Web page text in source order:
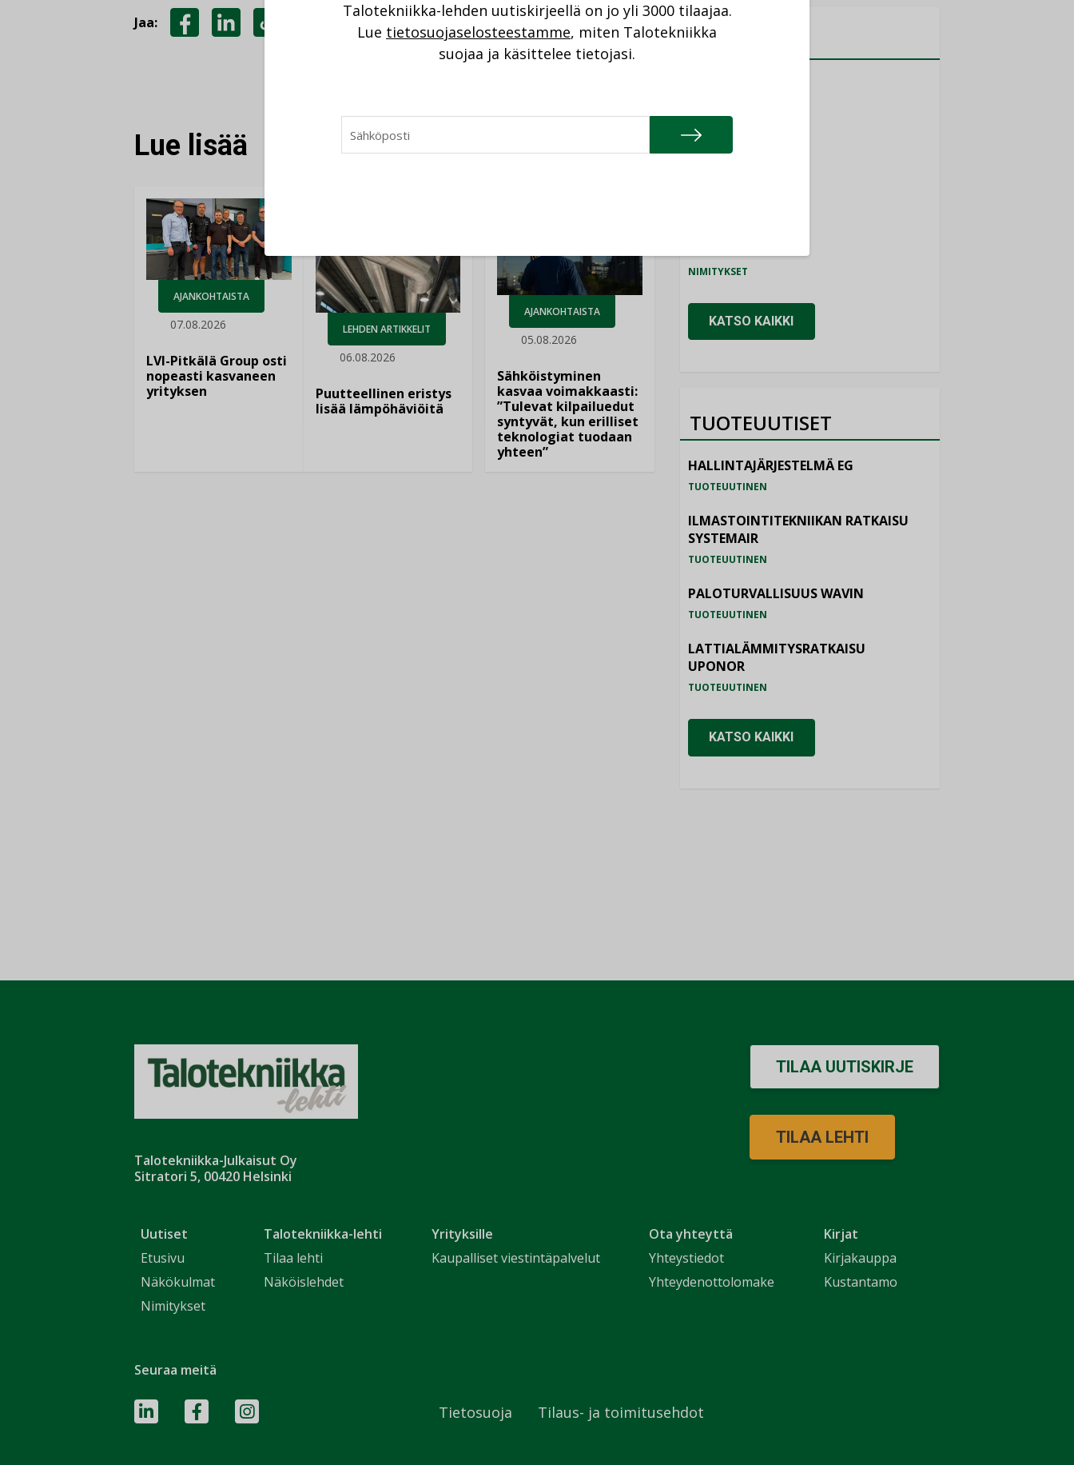
Jaa: ENERGIA
Lue lisää
AJANKOHTAISTA
07.08.2026
LVI-Pitkälä Group osti
nopeasti kasvaneen
yrityksen
LEHDEN ARTIKKELIT
06.08.2026
Puutteellinen eristys
lisää lämpöhäviöitä
AJANKOHTAISTA
05.08.2026
Sähköistyminen
kasvaa voimakkaasti:
”Tulevat kilpailuedut
syntyvät, kun erilliset
teknologiat tuodaan
yhteen”
NIMITYKSET
Refair
NIMITYKSET
KATSO KAIKKI
TUOTEUUTISET
HALLINTAJÄRJESTELMÄ EG
TUOTEUUTINEN
ILMASTOINTITEKNIIKAN RATKAISU
SYSTEMAIR
TUOTEUUTINEN
PALOTURVALLISUUS WAVIN
TUOTEUUTINEN
LATTIALÄMMITYSRATKAISU
UPONOR
TUOTEUUTINEN
KATSO KAIKKI
Talotekniikka-Julkaisut Oy
Sitratori 5, 00420 Helsinki
Uutiset
Etusivu
Näkökulmat
Nimitykset
Talotekniikka-lehti
Tilaa lehti
Näköislehdet
Yrityksille
Kaupalliset viestintäpalvelut
Ota yhteyttä
Yhteystiedot
Yhteydenottolomake
Kirjat
Kirjakauppa
Kustantamo
TILAA UUTISKIRJE
TILAA LEHTI
Seuraa meitä
Tietosuoja Tilaus- ja toimitusehdot
Talotekniikka-lehden uutiskirjeellä on jo yli 3000 tilaajaa.
Lue tietosuojaselosteestamme, miten Talotekniikka
suojaa ja käsittelee tietojasi.